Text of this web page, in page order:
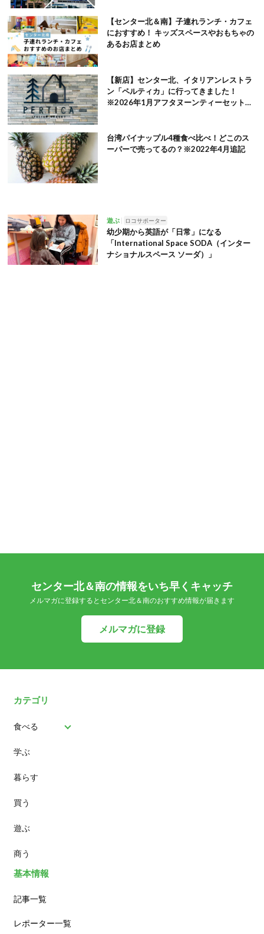
【センター北＆南】子連れランチ・カフェ
におすすめ！ キッズスペースやおもちゃの
あるお店まとめ
【新店】センター北、イタリアンレストラ
ン「ペルティカ」に行ってきました！
※2026年1月アフタヌーンティーセット追
台湾パイナップル4種食べ比べ！どこのス
ーパーで売ってるの？※2022年4月追記
遊ぶ ロコサポーター
幼少期から英語が「日常」になる
「International Space SODA（インター
ナショナルスペース ソーダ）」
センター北＆南の情報をいち早くキャッチ
メルマガに登録するとセンター北＆南のおすすめ情報が届きます
メルマガに登録
カテゴリ
食べる
パン
スイーツ
ランチ
カフェ
学ぶ
暮らす
買う
遊ぶ
商う
基本情報
記事一覧
レポーター一覧